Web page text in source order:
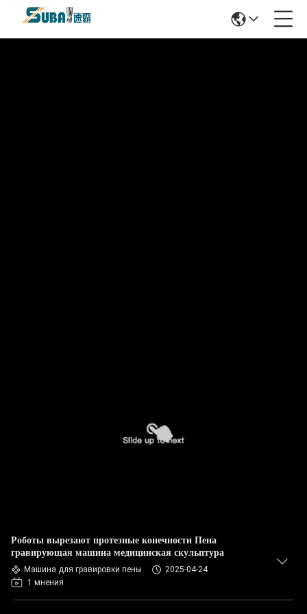
Роботы вырезают протезные конечности Пена
гравирующая машина медицинская скульптура
Машина для гравировки пены
2025-04-24
1 мнения